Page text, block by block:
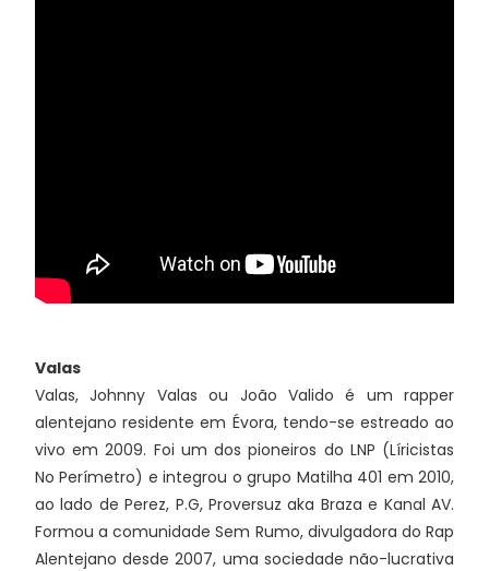
Valas
Valas, Johnny Valas ou João Valido é um rapper
alentejano residente em Évora, tendo-se estreado ao
vivo em 2009. Foi um dos pioneiros do LNP (Líricistas
No Perímetro) e integrou o grupo Matilha 401 em 2010,
ao lado de Perez, P.G, Proversuz aka Braza e Kanal AV.
Formou a comunidade Sem Rumo, divulgadora do Rap
Alentejano desde 2007, uma sociedade não-lucrativa